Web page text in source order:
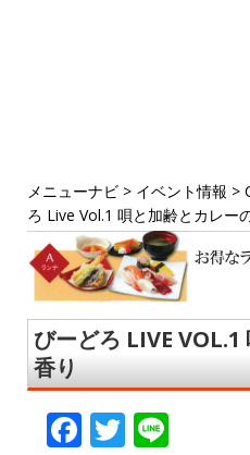
メニューナビ > イベント情報 >
ろ Live Vol.1 唄と加齢とカレー
びーどろ LIVE
香り
F T